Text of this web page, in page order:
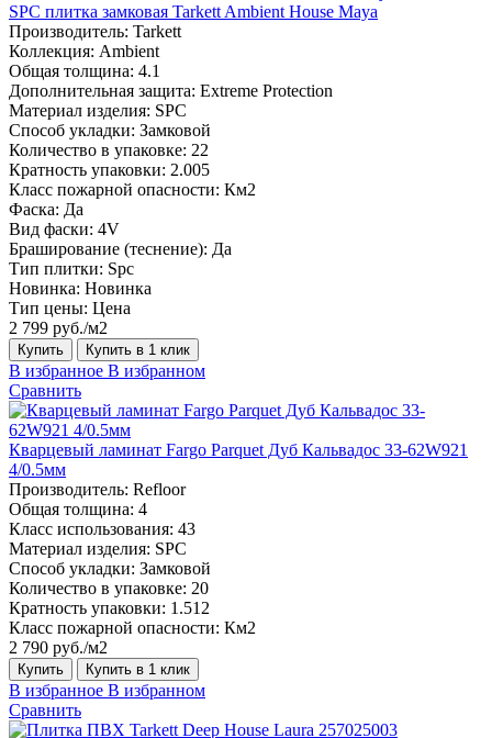
SPC плитка замковая Tarkett Ambient House Maya
Производитель: Tarkett
Коллекция: Ambient
Общая толщина: 4.1
Дополнительная защита: Extreme Protection
Материал изделия: SPC
Способ укладки: Замковой
Количество в упаковке: 22
Кратность упаковки: 2.005
Класс пожарной опасности: Км2
Фаска: Да
Вид фаски: 4V
Браширование (теснение): Да
Тип плитки: Spc
Новинка: Новинка
Тип цены: Цена
2 799 руб./м2
Купить Купить в 1 клик
В избранное В избранном
Сравнить
Кварцевый ламинат Fargo Parquet Дуб Кальвадос 33-62W921
4/0.5мм
Производитель: Refloor
Общая толщина: 4
Класс использования: 43
Материал изделия: SPC
Способ укладки: Замковой
Количество в упаковке: 20
Кратность упаковки: 1.512
Класс пожарной опасности: Км2
2 790 руб./м2
Купить Купить в 1 клик
В избранное В избранном
Сравнить